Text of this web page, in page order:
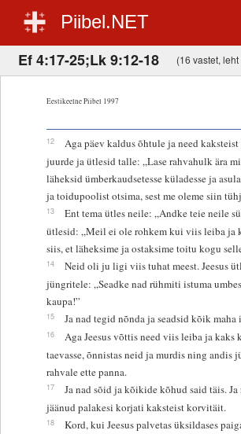
Piibel.NET
Ef 4:17-25;Lk 9:12-18 (16 vastet, leht
Eestikeelne Piibel 1997
12
Aga päev kaldus õhtule ja need kaksteist
juurde ja ütlesid talle: „Lase rahvahulk ära
läheksid ümberkaudsetesse küladesse ja
ja toidupoolist otsima, sest me oleme siin
13
Ent tema ütles neile: „Andke teie neile
ütlesid: „Meil ei ole rohkem kui viis leiba ja
siis, et läheksime ja ostaksime toitu kogu
14
Neid oli ju ligi viis tuhat meest. Jeesus
jüngritele: „Seadke nad rühmiti istuma
kaupa!”
15 Ja nad tegid nõnda ja seadsid kõik maha
16
Aga Jeesus võttis need viis leiba ja kaks
taevasse, õnnistas neid ja murdis ning andis
rahvale ette panna.
17
Ja nad sõid ja kõikide kõhud said täis. Ja
jäänud palakesi korjati kaksteist korvitäit.
18
Kord, kui Jeesus palvetas üksildases